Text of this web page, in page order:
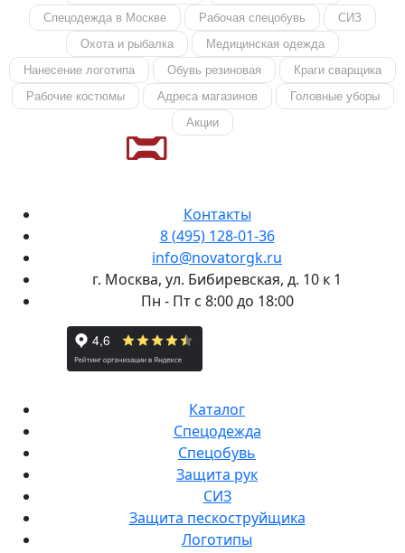
Спецодежда в Москве
Рабочая спецобувь
СИЗ
Охота и рыбалка
Медицинская одежда
Нанесение логотипа
Обувь резиновая
Краги сварщика
Рабочие костюмы
Адреса магазинов
Головные уборы
Акции
Контакты
8 (495) 128-01-36
info@novatorgk.ru
г. Москва, ул. Бибиревская, д. 10 к 1
Пн - Пт с 8:00 до 18:00
Каталог
Спецодежда
Спецобувь
Защита рук
СИЗ
Защита пескоструйщика
Логотипы